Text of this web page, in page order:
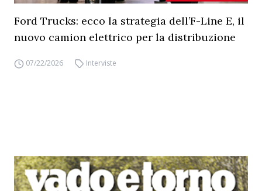
Ford Trucks: ecco la strategia dell’F-Line E, il
nuovo camion elettrico per la distribuzione
07/22/2026 Interviste